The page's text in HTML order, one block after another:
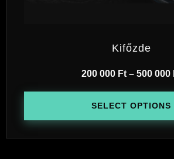
Kifőzde
200 000 Ft– 500 000
SELECT OPTIONS